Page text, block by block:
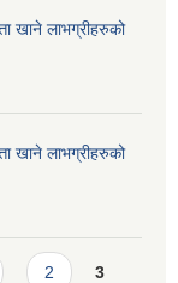
खाने लाभग्रीहरुको
खाने लाभग्रीहरुको
2 3